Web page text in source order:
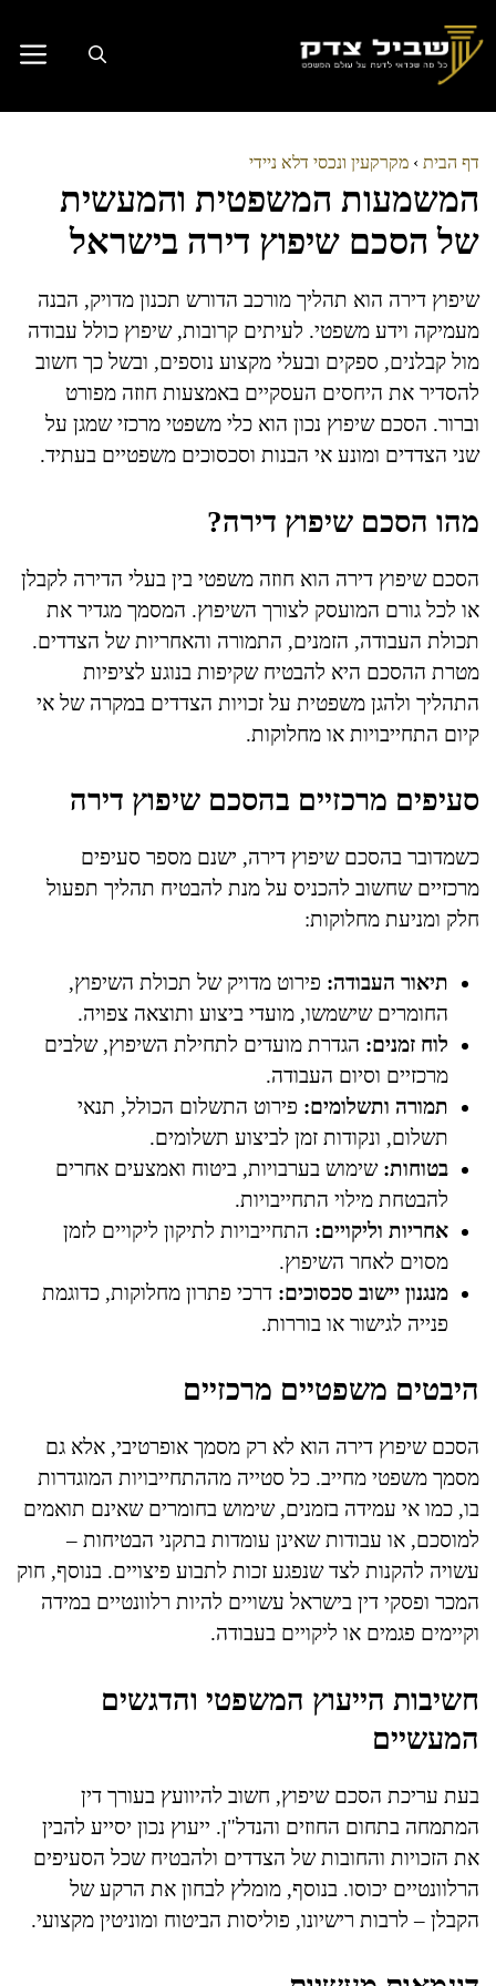
לתוכן
דף הבית › מקרקעין ונכסי דלא ניידי
המשמעות המשפטית והמעשית
של הסכם שיפוץ דירה בישראל
שיפוץ דירה הוא תהליך מורכב הדורש תכנון מדויק, הבנה
מעמיקה וידע משפטי. לעיתים קרובות, שיפוץ כולל עבודה
מול קבלנים, ספקים ובעלי מקצוע נוספים, ובשל כך חשוב
להסדיר את היחסים העסקיים באמצעות חוזה מפורט
וברור. הסכם שיפוץ נכון הוא כלי משפטי מרכזי שמגן על
שני הצדדים ומונע אי הבנות וסכסוכים משפטיים בעתיד.
מהו הסכם שיפוץ דירה?
הסכם שיפוץ דירה הוא חוזה משפטי בין בעלי הדירה לקבלן
או לכל גורם המועסק לצורך השיפוץ. המסמך מגדיר את
תכולת העבודה, הזמנים, התמורה והאחריות של הצדדים.
מטרת ההסכם היא להבטיח שקיפות בנוגע לציפיות
התהליך ולהגן משפטית על זכויות הצדדים במקרה של אי
קיום התחייבויות או מחלוקות.
סעיפים מרכזיים בהסכם שיפוץ דירה
כשמדובר בהסכם שיפוץ דירה, ישנם מספר סעיפים
מרכזיים שחשוב להכניס על מנת להבטיח תהליך תפעול
חלק ומניעת מחלוקות:
תיאור העבודה: פירוט מדויק של תכולת השיפוץ,
החומרים שישמשו, מועדי ביצוע ותוצאה צפויה.
לוח זמנים: הגדרת מועדים לתחילת השיפוץ, שלבים
מרכזיים וסיום העבודה.
תמורה ותשלומים: פירוט התשלום הכולל, תנאי
תשלום, ונקודות זמן לביצוע תשלומים.
בטוחות: שימוש בערבויות, ביטוח ואמצעים אחרים
להבטחת מילוי התחייבויות.
אחריות וליקויים: התחייבויות לתיקון ליקויים לזמן
מסוים לאחר השיפוץ.
מנגנון יישוב סכסוכים: דרכי פתרון מחלוקות, כדוגמת
פנייה לגישור או בוררות.
היבטים משפטיים מרכזיים
הסכם שיפוץ דירה הוא לא רק מסמך אופרטיבי, אלא גם
מסמך משפטי מחייב. כל סטייה מההתחייבויות המוגדרות
בו, כמו אי עמידה בזמנים, שימוש בחומרים שאינם תואמים
למוסכם, או עבודות שאינן עומדות בתקני הבטיחות –
עשויה להקנות לצד שנפגע זכות לתבוע פיצויים. בנוסף, חוק
המכר ופסקי דין בישראל עשויים להיות רלוונטיים במידה
וקיימים פגמים או ליקויים בעבודה.
חשיבות הייעוץ המשפטי והדגשים
המעשיים
בעת עריכת הסכם שיפוץ, חשוב להיוועץ בעורך דין
המתמחה בתחום החוזים והנדל"ן. ייעוץ נכון יסייע להבין
את הזכויות והחובות של הצדדים ולהבטיח שכל הסעיפים
הרלוונטיים יכוסו. בנוסף, מומלץ לבחון את הרקע של
הקבלן – לרבות רישיונו, פוליסות הביטוח ומוניטין מקצועי.